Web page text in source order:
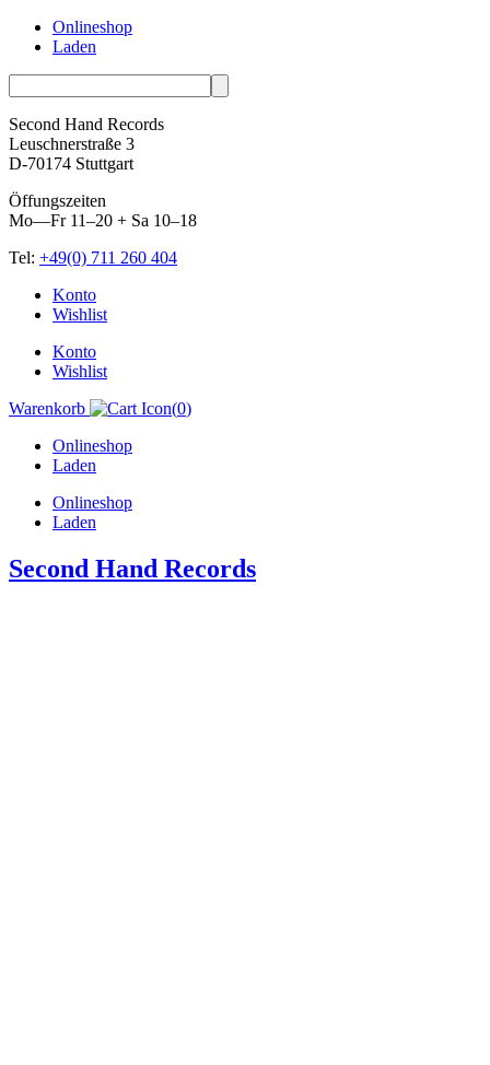
Onlineshop
Laden
Second Hand Records
Leuschnerstraße 3
D-70174 Stuttgart
Öffungszeiten
Mo—Fr 11–20 + Sa 10–18
Tel: +49(0) 711 260 404
Skip
Konto
Wishlist
Konto
Wishlist
Warenkorb
(0)
Onlineshop
Laden
Onlineshop
Laden
Second Hand Records